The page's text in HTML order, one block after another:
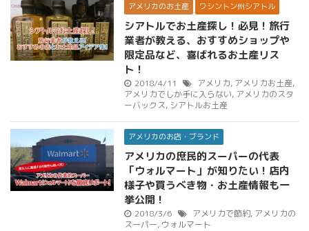
アメリカのお土産 ワシントン州シアトル
シアトルでお土産探し！必見！旅行
業者が教える、おすすめショップや
限定品など、喜ばれるお土産リス
ト！
2018/4/11 アメリカ, アメリカお土産,
アメリカでしか手に入らない, アメリカのスタ
ーバックス, シアトルお土産
アメリカのお店・ブランド
アメリカの庶民的スーパーの代表
「ウォルマート」が知りたい！店内
様子や買うべき物・お土産情報も一
挙公開！
2018/3/6 アメリカで節約, アメリカの
スーパー, ウォルマート